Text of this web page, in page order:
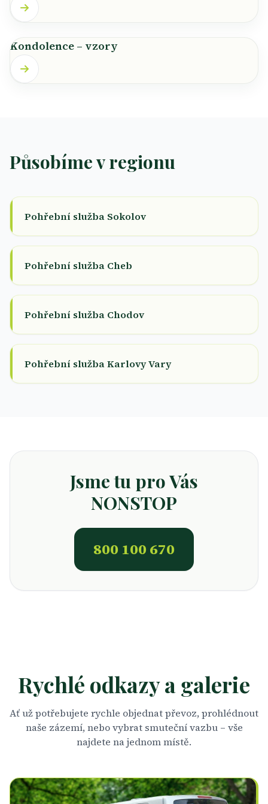
Kondolence – vzory
Působíme v regionu
Pohřební služba Sokolov
Pohřební služba Cheb
Pohřební služba Chodov
Pohřební služba Karlovy Vary
Jsme tu pro Vás
NONSTOP
800 100 670
Rychlé odkazy a galerie
Ať už potřebujete rychle objednat převoz, prohlédnout
naše zázemí, nebo vybrat smuteční vazbu – vše
najdete na jednom místě.